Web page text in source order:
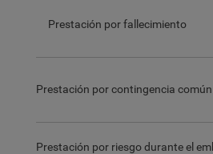
Prestación por fallecimiento
Prestación por contingencia común
Prestación por riesgo durante el